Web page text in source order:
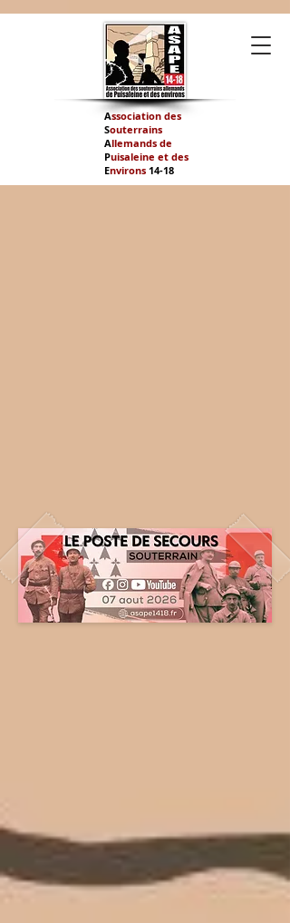
Association des
Souterrains
Allemands de
Puisaleine et des
Environs 14-18